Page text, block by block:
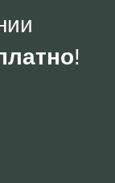
!